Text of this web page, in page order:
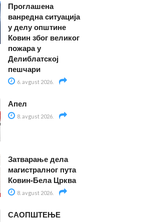
Проглашена
ванредна ситуација
у делу општине
Ковин због великог
пожара у
Делиблатској
пешчари
6. avgust 2026.
Апел
8. avgust 2026.
Затварање дела
магистралног пута
Ковин-Бела Црква
8. avgust 2026.
САОПШТЕЊЕ